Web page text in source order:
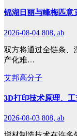
锦湖日丽与峰梅匹意
2026-08-04 808, ab
双方将通过全链条、
产化难…
艾邦高分子
3D打印技术原理、
2026-08-03 808, ab